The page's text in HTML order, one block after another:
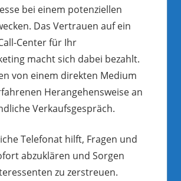
bei einem potenziellen
Das Vertrauen auf ein
Center für Ihr
macht sich dabei bezahlt.
von einem direkten Medium
Herangehensweise an
Verkaufsgespräch.
Telefonat hilft, Fragen und
abzuklären und Sorgen
zu zerstreuen.